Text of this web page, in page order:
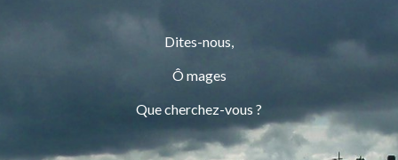
Dites-nous,
Ô mages
Que cherchez-vous ?